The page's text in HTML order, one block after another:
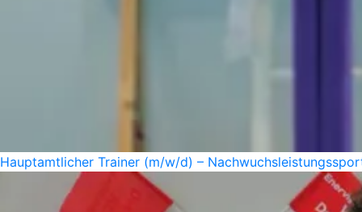
Hauptamtlicher Trainer (m/w/d) –